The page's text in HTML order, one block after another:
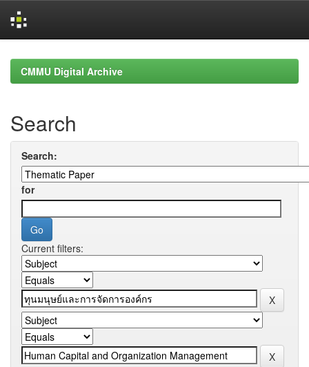
navigationCMMU Digital Archive
Search
Search:
for
Current filters: